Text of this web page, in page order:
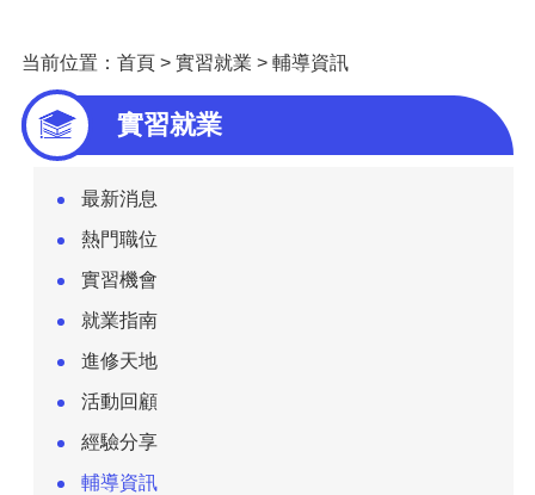
当前位置： 首頁> 實習就業 > 輔導資訊
實習就業
最新消息
熱門職位
實習機會
就業指南
進修天地
活動回顧
經驗分享
輔導資訊